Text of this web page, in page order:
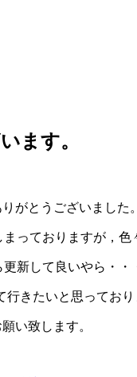
ます。
がとうございました。
っておりますが，色
新して良いやら・・
きたいと思っており
い致します。